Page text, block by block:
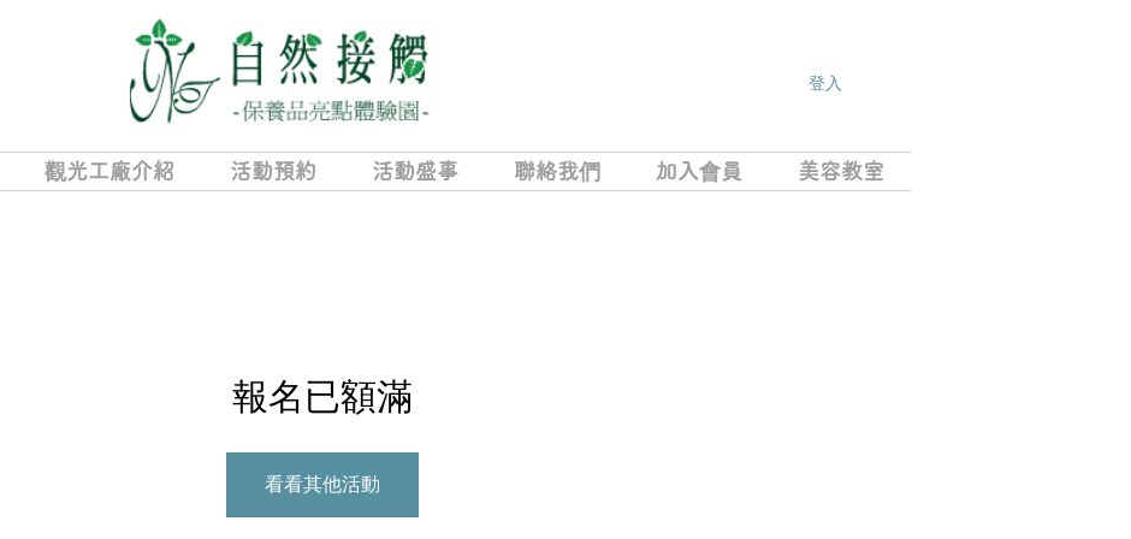
登入
觀光工廠介紹 活動預約 活動盛事 聯絡我們 加入會員 美容教室
報名已額滿
看看其他活動